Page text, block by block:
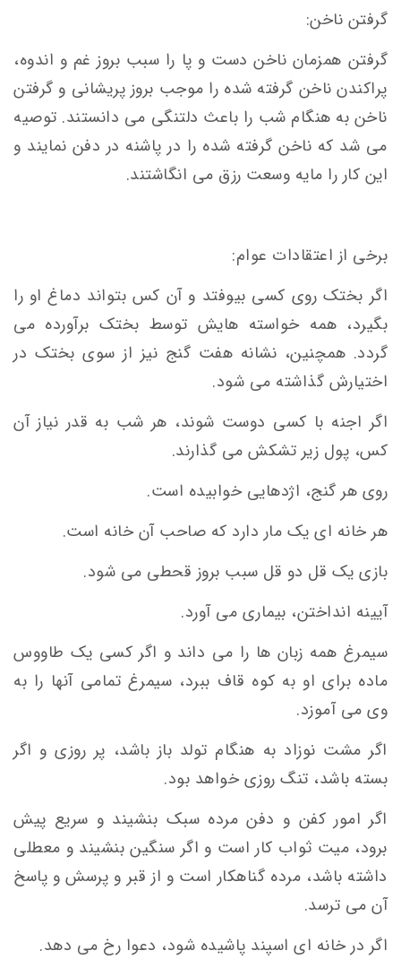
گرفتن ناخن:
گرفتن همزمان ناخن دست و پا را سبب بروز غم و اندوه،
پراکندن ناخن گرفته شده را موجب بروز پریشانی و گرفتن
ناخن به هنگام شب را باعث دلتنگی می دانستند. توصیه
می شد که ناخن گرفته شده را در پاشنه در دفن نمایند و
این کار را مایه وسعت رزق می انگاشتند.
برخی از اعتقادات عوام:
اگر بختک روی کسی بیوفتد و آن کس بتواند دماغ او را
بگیرد، همه خواسته هایش توسط بختک برآورده می
گردد. همچنین، نشانه هفت گنج نیز از سوی بختک در
اختیارش گذاشته می شود.
اگر اجنه با کسی دوست شوند، هر شب به قدر نیاز آن
کس، پول زیر تشکش می گذارند.
روی هر گنج، اژدهایی خوابیده است.
هر خانه ای یک مار دارد که صاحب آن خانه است.
بازی یک قل دو قل سبب بروز قحطی می شود.
آیینه انداختن، بیماری می آورد.
سیمرغ همه زبان ها را می داند و اگر کسی یک طاووس
ماده برای او به کوه قاف ببرد، سیمرغ تمامی آنها را به
وی می آموزد.
اگر مشت نوزاد به هنگام تولد باز باشد، پر روزی و اگر
بسته باشد، تنگ روزی خواهد بود.
اگر امور کفن و دفن مرده سبک بنشیند و سریع پیش
برود، میت ثواب کار است و اگر سنگین بنشیند و معطلی
داشته باشد، مرده گناهکار است و از قبر و پرسش و پاسخ
آن می ترسد.
اگر در خانه ای اسپند پاشیده شود، دعوا رخ می دهد.